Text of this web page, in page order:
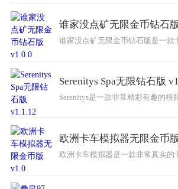
谁家没点矿无限金币钻石版
谁家没点矿无限金币钻石版是一
Serenitys Spa无限钻石版
Serenitys是一款非常精彩有趣的
欧洲卡车模拟器无限金币
欧洲卡车模拟器是一款非常真实